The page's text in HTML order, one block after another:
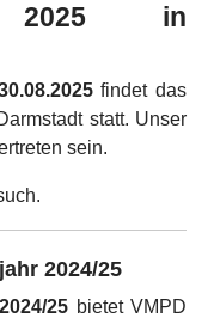
2025 in
findet das
statt. Unser
sein.
2024/25
25 bietet VMPD